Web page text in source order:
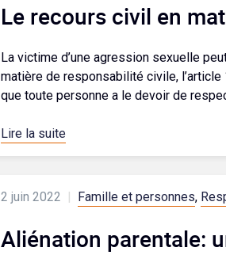
Le recours civil en
La victime d’une agression sexuelle
matière de responsabilité civile, l’article
que toute personne a le devoir de
Lire la suite
2 juin 2022 Famille et personnes,
Aliénation parentale: